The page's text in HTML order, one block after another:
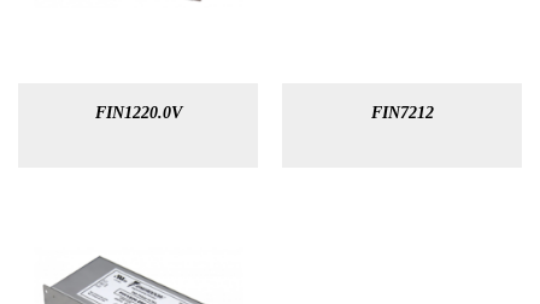
FIN1220.0V FIN7212